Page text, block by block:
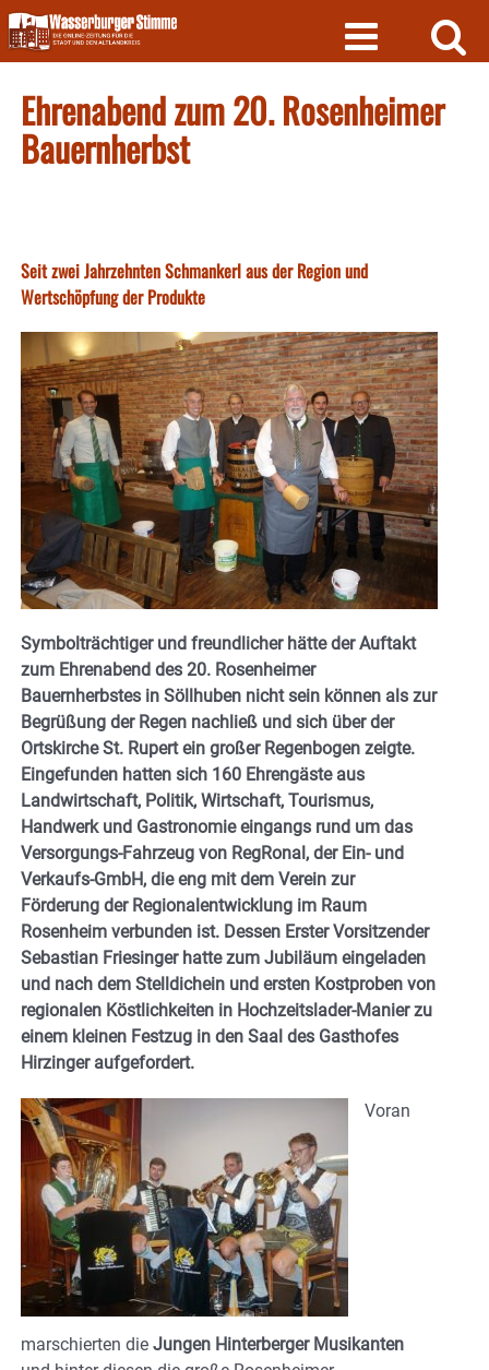
Skip
to
content
Ehrenabend zum 20. Rosenheimer
Bauernherbst
Seit zwei Jahrzehnten Schmankerl aus der Region und
Wertschöpfung der Produkte
Symbolträchtiger und freundlicher hätte der Auftakt
zum Ehrenabend des 20. Rosenheimer
Bauernherbstes in Söllhuben nicht sein können als zur
Begrüßung der Regen nachließ und sich über der
Ortskirche St. Rupert ein großer Regenbogen zeigte.
Eingefunden hatten sich 160 Ehrengäste aus
Landwirtschaft, Politik, Wirtschaft, Tourismus,
Handwerk und Gastronomie eingangs rund um das
Versorgungs-Fahrzeug von RegRonal, der Ein- und
Verkaufs-GmbH, die eng mit dem Verein zur
Förderung der Regionalentwicklung im Raum
Rosenheim verbunden ist. Dessen Erster Vorsitzender
Sebastian Friesinger hatte zum Jubiläum eingeladen
und nach dem Stelldichein und ersten Kostproben von
regionalen Köstlichkeiten in Hochzeitslader-Manier zu
einem kleinen Festzug in den Saal des Gasthofes
Hirzinger aufgefordert.
Voran
marschierten die Jungen Hinterberger Musikanten